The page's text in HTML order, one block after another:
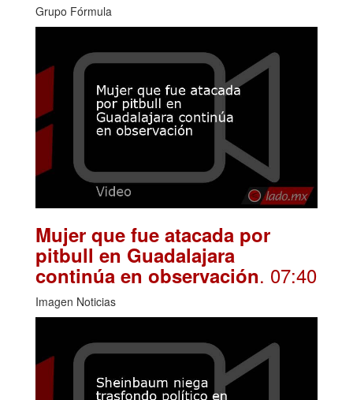
Grupo Fórmula
Mujer que fue atacada por
pitbull en Guadalajara
continúa en observación. 07:40
Imagen Noticias